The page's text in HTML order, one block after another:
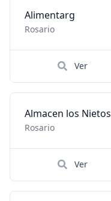
Alimentarg
Rosario
Ver
Almacen los Nietos
Rosario
Ver